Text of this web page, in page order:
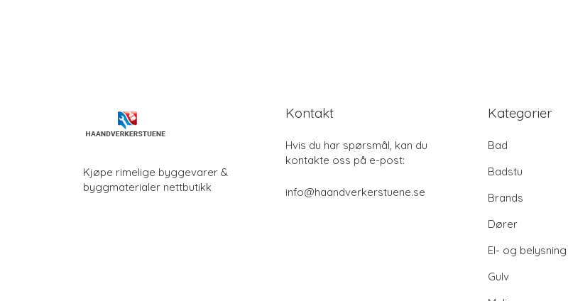
Kjøpe rimelige byggevarer &
byggmaterialer nettbutikk
Kontakt
Hvis du har spørsmål, kan du
kontakte oss på e-post:
info@haandverkerstuene.se
Kategorier
Bad
Badstu
Brands
Dører
El- og belysning
Gulv